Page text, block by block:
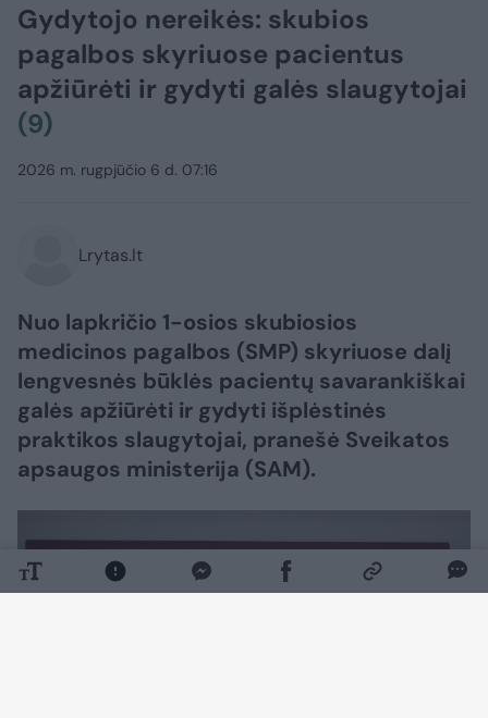
Gydytojo nereikės: skubios
pagalbos skyriuose pacientus
apžiūrėti ir gydyti galės slaugytojai
(9)
2026 m. rugpjūčio 6 d. 07:16
Lrytas.lt
Nuo lapkričio 1-osios skubiosios
medicinos pagalbos (SMP) skyriuose dalį
lengvesnės būklės pacientų savarankiškai
galės apžiūrėti ir gydyti išplėstinės
praktikos slaugytojai, pranešė Sveikatos
apsaugos ministerija (SAM).